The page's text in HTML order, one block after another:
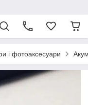
і фотоаксесуари